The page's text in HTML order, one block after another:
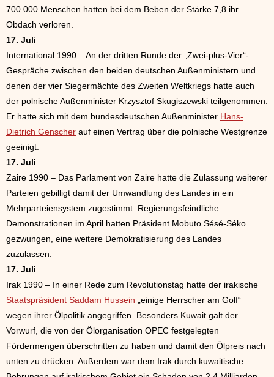
700.000 Menschen hatten bei dem Beben der Stärke 7,8 ihr
Obdach verloren.
17. Juli
International 1990 – An der dritten Runde der „Zwei-plus-Vier“-
Gespräche zwischen den beiden deutschen Außenministern und
denen der vier Siegermächte des Zweiten Weltkriegs hatte auch
der polnische Außenminister Krzysztof Skugiszewski teilgenommen.
Er hatte sich mit dem bundesdeutschen Außenminister Hans-
Dietrich Genscher auf einen Vertrag über die polnische Westgrenze
geeinigt.
17. Juli
Zaire 1990 – Das Parlament von Zaire hatte die Zulassung weiterer
Parteien gebilligt damit der Umwandlung des Landes in ein
Mehrparteiensystem zugestimmt. Regierungsfeindliche
Demonstrationen im April hatten Präsident Mobuto Sésé-Séko
gezwungen, eine weitere Demokratisierung des Landes
zuzulassen.
17. Juli
Irak 1990 – In einer Rede zum Revolutionstag hatte der irakische
Staatspräsident Saddam Hussein „einige Herrscher am Golf“
wegen ihrer Ölpolitik angegriffen. Besonders Kuwait galt der
Vorwurf, die von der Ölorganisation OPEC festgelegten
Fördermengen überschritten zu haben und damit den Ölpreis nach
unten zu drücken. Außerdem war dem Irak durch kuwaitische